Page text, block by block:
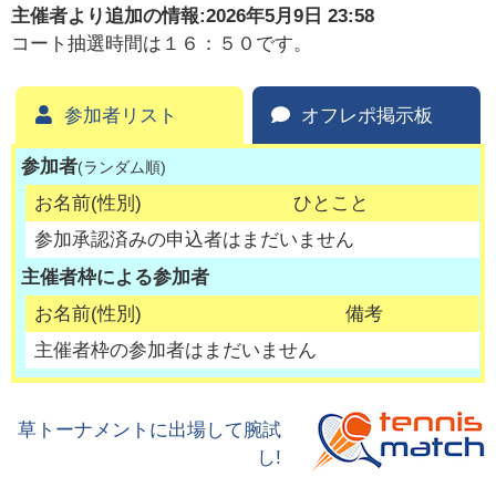
主催者より追加の情報:2026年5月9日 23:58
コート抽選時間は１６：５０です。
参加者リスト オフレポ掲示板
参加者(ランダム順)
お名前(性別)
ひとこと
参加承認済みの申込者はまだいません
主催者枠による参加者
お名前(性別)
備考
主催者枠の参加者はまだいません
草トーナメントに出場して腕試
し!